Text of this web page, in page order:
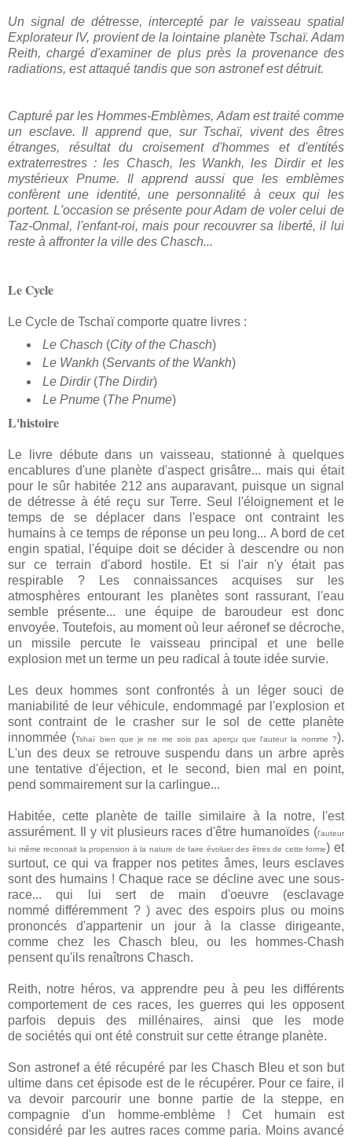
Un signal de détresse, intercepté par le vaisseau spatial
Explorateur IV, provient de la lointaine planète Tschaï. Adam
Reith, chargé d'examiner de plus près la provenance des
radiations, est attaqué tandis que son astronef est détruit.
Capturé par les Hommes-Emblèmes, Adam est traité comme
un esclave. Il apprend que, sur Tschaï, vivent des êtres
étranges, résultat du croisement d'hommes et d'entités
extraterrestres : les Chasch, les Wankh, les Dirdir et les
mystérieux Pnume. Il apprend aussi que les emblèmes
confèrent une identité, une personnalité à ceux qui les
portent. L'occasion se présente pour Adam de voler celui de
Taz-Onmal, l'enfant-roi, mais pour recouvrer sa liberté, il lui
reste à affronter la ville des Chasch...
Le Cycle
Le Cycle de Tschaï comporte quatre livres :
Le Chasch (City of the Chasch)
Le Wankh (Servants of the Wankh)
Le Dirdir(The Dirdir)
Le Pnume(The Pnume)
L'histoire
Le livre débute dans un vaisseau, stationné à quelques
encablures d'une planète d'aspect grisâtre... mais qui était
pour le sûr habitée 212 ans auparavant, puisque un signal
de détresse à été reçu sur Terre. Seul l'éloignement et le
temps de se déplacer dans l'espace ont contraint les
humains à ce temps de réponse un peu long... A bord de cet
engin spatial, l'équipe doit se décider à descendre ou non
sur ce terrain d'abord hostile. Et si l'air n'y était pas
respirable ? Les connaissances acquises sur les
atmosphères entourant les planètes sont rassurant, l'eau
semble présente... une équipe de baroudeur est donc
envoyée. Toutefois, au moment où leur aéronef se décroche,
un missile percute le vaisseau principal et une belle
explosion met un terme un peu radical à toute idée survie.
Les deux hommes sont confrontés à un léger souci de
maniabilité de leur véhicule, endommagé par l'explosion et
sont contraint de le crasher sur le sol de cette planète
innommée (Tshaï bien que je ne me sois pas aperçu que l'auteur la nomme ?).
L'un des deux se retrouve suspendu dans un arbre après
une tentative d'éjection, et le second, bien mal en point,
pend sommairement sur la carlingue...
Habitée, cette planète de taille similaire à la notre, l'est
assurément. Il y vit plusieurs races d'être humanoïdes (l'auteur
lui même reconnait la propension à la nature de faire évoluer des êtres de cette forme) et
surtout, ce qui va frapper nos petites âmes, leurs esclaves
sont des humains ! Chaque race se décline avec une sous-
race... qui lui sert de main d'oeuvre (esclavage
nommé différemment ? ) avec des espoirs plus ou moins
prononcés d'appartenir un jour à la classe dirigeante,
comme chez les Chasch bleu, ou les hommes-Chash
pensent qu'ils renaîtrons Chasch.
Reith, notre héros, va apprendre peu à peu les différents
comportement de ces races, les guerres qui les opposent
parfois depuis des millénaires, ainsi que les mode
de sociétés qui ont été construit sur cette étrange planète.
Son astronef a été récupéré par les Chasch Bleu et son but
ultime dans cet épisode est de le récupérer. Pour ce faire, il
va devoir parcourir une bonne partie de la steppe, en
compagnie d'un homme-emblème ! Cet humain est
considéré par les autres races comme paria. Moins avancé